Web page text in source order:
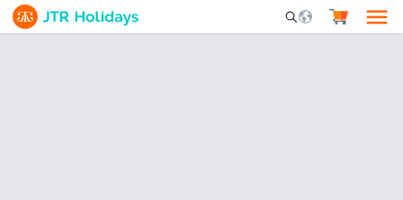
Mobile Search